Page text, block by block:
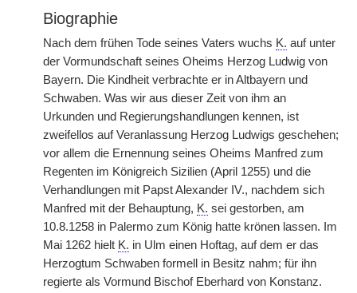
Biographie
Nach dem frühen Tode seines Vaters wuchs K. auf unter
der Vormundschaft seines Oheims Herzog Ludwig von
Bayern. Die Kindheit verbrachte er in Altbayern und
Schwaben. Was wir aus dieser Zeit von ihm an
Urkunden und Regierungshandlungen kennen, ist
zweifellos auf Veranlassung Herzog Ludwigs geschehen;
vor allem die Ernennung seines Oheims Manfred zum
Regenten im Königreich Sizilien (April 1255) und die
Verhandlungen mit Papst Alexander IV., nachdem sich
Manfred mit der Behauptung, K. sei gestorben, am
10.8.1258 in Palermo zum König hatte krönen lassen. Im
Mai 1262 hielt K. in Ulm einen Hoftag, auf dem er das
Herzogtum Schwaben formell in Besitz nahm; für ihn
regierte als Vormund Bischof Eberhard von Konstanz.